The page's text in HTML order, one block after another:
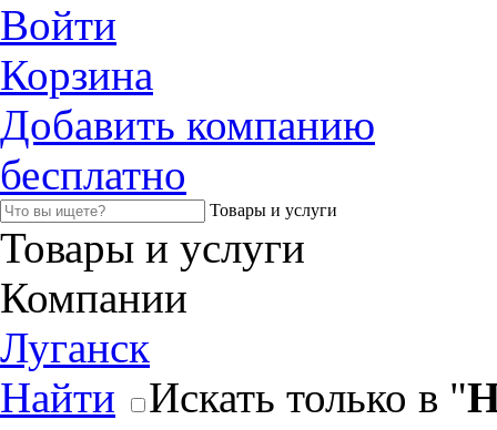
Войти
Корзина
Добавить компанию
бесплатно
Товары и услуги
Товары и услуги
Компании
Луганск
Найти
Искать только в "